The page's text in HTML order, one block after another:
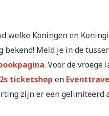
welke Koningen en
bekend! Meld je in de
. Voor de vroege
ticketshop en
zijn er een gelimiteerd